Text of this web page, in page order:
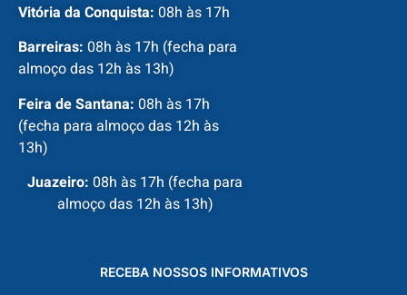
Vitória da Conquista: 08h às 17h
Barreiras: 08h às 17h (fecha para
almoço das 12h às 13h)
Feira de Santana: 08h às 17h
(fecha para almoço das 12h às
13h)
Juazeiro: 08h às 17h (fecha para
almoço das 12h às 13h)
RECEBA NOSSOS INFORMATIVOS